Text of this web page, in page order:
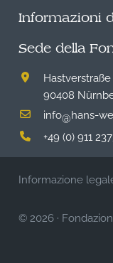
Informazioni
Sede della
Hastverstraße
90408
info@hans-
+49 (0) 911
Informazione
© 2026 ·